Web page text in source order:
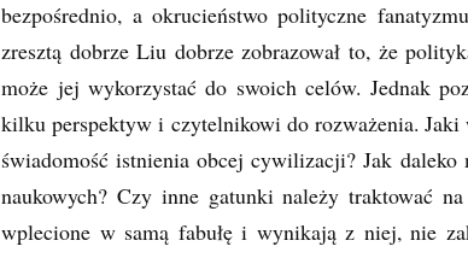
bezpośrednio, a okrucieństwo polityczne
zresztą dobrze Liu dobrze zobrazował to, że
może jej wykorzystać do swoich celów. Jednak
kilku perspektyw i czytelnikowi do rozważenia. Jaki
świadomość istnienia obcej cywilizacji? Jak daleko
naukowych? Czy inne gatunki należy traktować
wplecione w samą fabułę i wynikają z niej, nie